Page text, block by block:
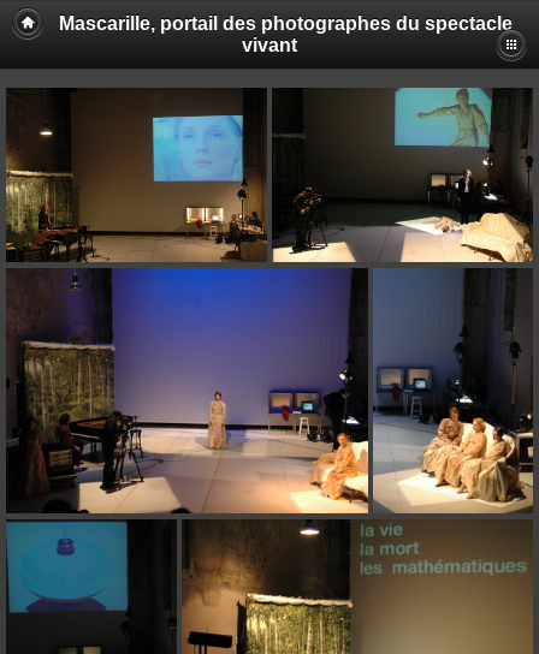
Mascarille, portail des photographes du spectacle
vivant